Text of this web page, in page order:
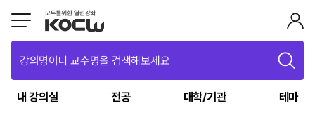
강의명이나 교수명을 검색해보세요
내 강의실 전공 대학/기관 테마